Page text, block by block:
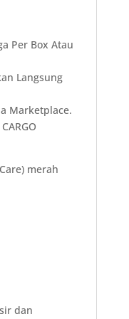
Per Box Atau
Langsung
Marketplace.
merah
dan